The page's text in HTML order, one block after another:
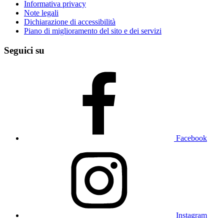
Informativa privacy
Note legali
Dichiarazione di accessibilità
Piano di miglioramento del sito e dei servizi
Seguici su
Facebook
Instagram